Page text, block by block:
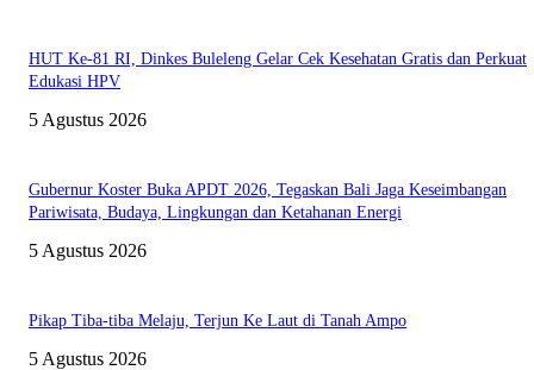
HUT Ke-81 RI, Dinkes Buleleng Gelar Cek Kesehatan Gratis dan Perkuat
Edukasi HPV
5 Agustus 2026
Gubernur Koster Buka APDT 2026, Tegaskan Bali Jaga Keseimbangan
Pariwisata, Budaya, Lingkungan dan Ketahanan Energi
5 Agustus 2026
Pikap Tiba-tiba Melaju, Terjun Ke Laut di Tanah Ampo
5 Agustus 2026